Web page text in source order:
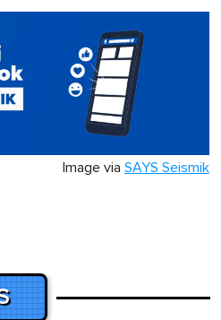
Image via SAYS Seismik